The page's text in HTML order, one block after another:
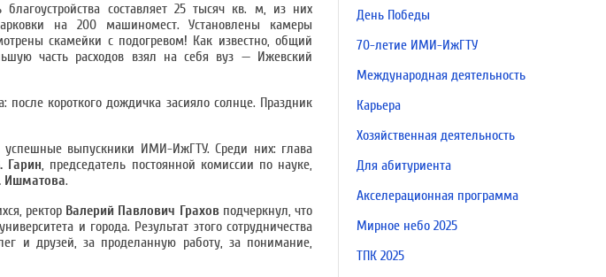
составляет 25 тысяч кв. м, из них
на 200 машиномест. Установлены камеры
скамейки с подогревом! Как известно, общий
часть расходов взял на себя вуз — Ижевский
короткого дождичка засияло солнце. Праздник
успешные выпускники ИМИ-ИжГТУ. Среди них: глава
Гарин, председатель постоянной комиссии по науке,
Ишматова.
ректор Валерий Павлович Граховподчеркнул, что
и города. Результат этого сотрудничества
и друзей, за проделанную работу, за понимание,
День Победы
70-летие ИМИ-ИжГТУ
Международная деятельность
Карьера
Хозяйственная деятельность
Для абитуриента
Акселерационная программа
Мирное небо 2025
ТПК 2025